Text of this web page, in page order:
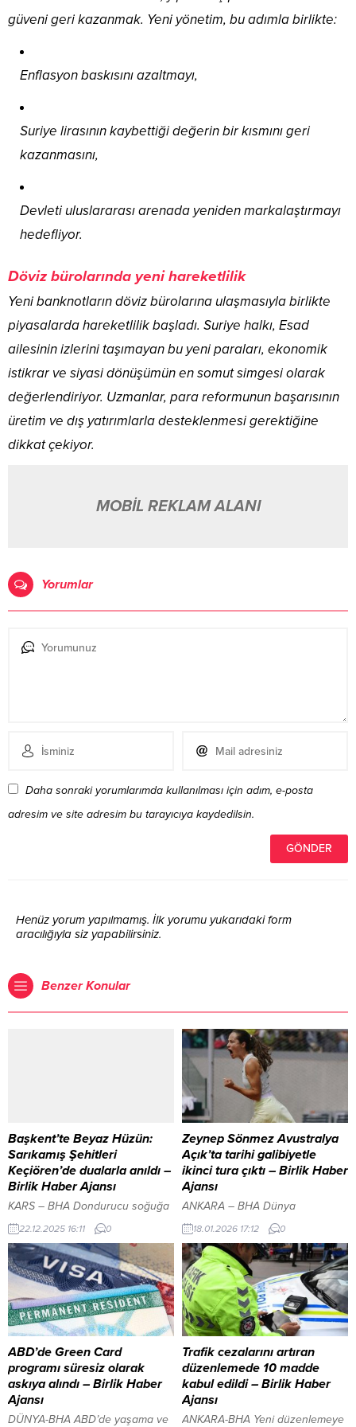
güveni geri kazanmak. Yeni yönetim, bu adımla birlikte:
Enflasyon baskısını azaltmayı,
Suriye lirasının kaybettiği değerin bir kısmını geri
kazanmasını,
Devleti uluslararası arenada yeniden markalaştırmayı
hedefliyor.
Döviz bürolarında yeni hareketlilik
Yeni banknotların döviz bürolarına ulaşmasıyla birlikte
piyasalarda hareketlilik başladı. Suriye halkı, Esad
ailesinin izlerini taşımayan bu yeni paraları, ekonomik
istikrar ve siyasi dönüşümün en somut simgesi olarak
değerlendiriyor. Uzmanlar, para reformunun başarısının
üretim ve dış yatırımlarla desteklenmesi gerektiğine
dikkat çekiyor.
MOBİL REKLAM ALANI
Yorumlar
Daha sonraki yorumlarımda kullanılması için adım, e-posta
adresim ve site adresim bu tarayıcıya kaydedilsin.
Henüz yorum yapılmamış. İlk yorumu yukarıdaki form
aracılığıyla siz yapabilirsiniz.
Benzer Konular
Başkent’te Beyaz Hüzün:
Sarıkamış Şehitleri
Keçiören’de dualarla anıldı –
Birlik Haber Ajansı
KARS – BHA ​Dondurucu soğuğa
rağmen vatan savunmasından
vazgeçmeyen 90 bin kahramanın
aziz hatırası, Ankara Keçiören’de
düzenlenen anlamlı bir
programla yaşatıldı. Keçiören
Belediye Başkanlığı ve Kars
Ardahan Iğdır Dernekler
Federasyonu’nun ortaklaşa
gerçekleştirdiği anma etkinliği,
siyaset dünyasından sivil toplum
kuruluşlarına kadar geniş bir
katılım yelpazesine ev sahipliği
yaptı. ​Devletin ve Milletin...
22.12.2025 16:11 0
Zeynep Sönmez Avustralya
Açık’ta tarihi galibiyetle
ikinci tura çıktı – Birlik Haber
Ajansı
ANKARA – BHA Dünya
sıralamasında 112. sırada yer
alan 23 yaşındaki milli sporcu,
Melbourne’de düzenlenen
turnuvanın tek kadınlar ilk
turunda turnuvanın 11 numaralı
seribaşı Alexandrova ile karşı
karşıya geldi. PFDK’dan
Galatasaray ve Fenerbahçe’ye
para cezasıYAZI ARASI REKLAM
ALANI İçeriği Görüntüle
Geçtiğimiz yıl Wimbledon’da
üçüncü turda mağlup olduğu
rakibine karşı bu...
18.01.2026 17:12 0
ABD’de Green Card
programı süresiz olarak
askıya alındı – Birlik Haber
Ajansı
DÜNYA-BHA ABD’de yaşama ve
Trafik cezalarını artıran
düzenlemede 10 madde
kabul edildi – Birlik Haber
Ajansı
ANKARA-BHA Yeni düzenlemeye